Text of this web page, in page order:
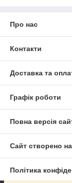
Про нас
Контакти
Доставка та
Графік роботи
Повна версія
Сайт створено
Політика